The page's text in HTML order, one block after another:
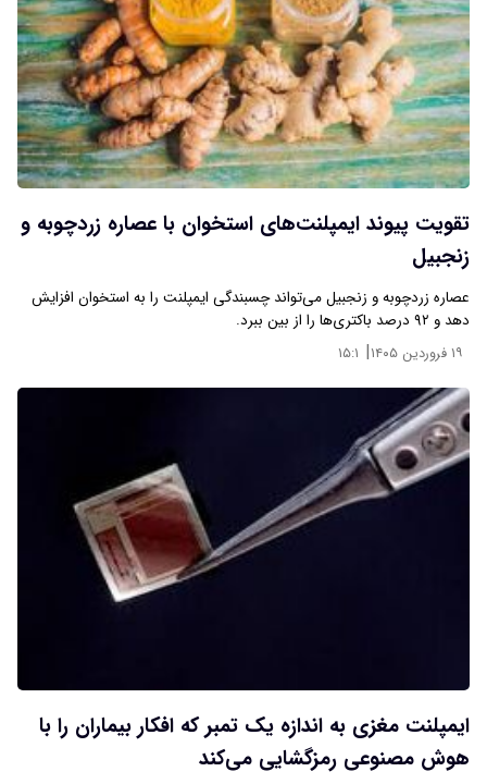
تقویت پیوند ایمپلنت‌های استخوان با عصاره زردچوبه و
زنجبیل
عصاره زردچوبه و زنجبیل می‌تواند چسبندگی ایمپلنت را به استخوان افزایش
دهد و ۹۲ درصد باکتری‌ها را از بین ببرد.
۱۹ فروردین ۱۴۰۵ | ۱۵:۱
ایمپلنت مغزی به اندازه یک تمبر که افکار بیماران را با
هوش مصنوعی رمزگشایی می‌کند